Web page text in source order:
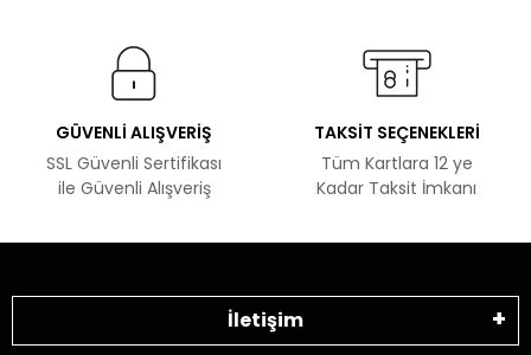
GÜVENLİ ALIŞVERİŞ
SSL Güvenli Sertifikası
ile Güvenli Alışveriş
TAKSİT SEÇENEKLERİ
Tüm Kartlara 12 ye
Kadar Taksit İmkanı
İletişim